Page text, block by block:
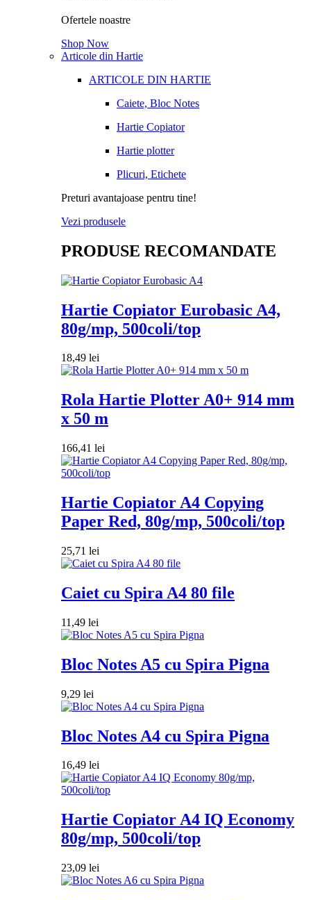
Ofertele noastre
Shop Now
Articole din Hartie
ARTICOLE DIN HARTIE
Caiete, Bloc Notes
Hartie Copiator
Hartie plotter
Plicuri, Etichete
Preturi avantajoase pentru tine!
Vezi produsele
PRODUSE RECOMANDATE
Hartie Copiator Eurobasic A4,
80g/mp, 500coli/top
18,49 lei
Rola Hartie Plotter A0+ 914 mm
x 50 m
166,41 lei
Hartie Copiator A4 Copying
Paper Red, 80g/mp, 500coli/top
25,71 lei
Caiet cu Spira A4 80 file
11,49 lei
Bloc Notes A5 cu Spira Pigna
9,29 lei
Bloc Notes A4 cu Spira Pigna
16,49 lei
Hartie Copiator A4 IQ Economy
80g/mp, 500coli/top
23,09 lei